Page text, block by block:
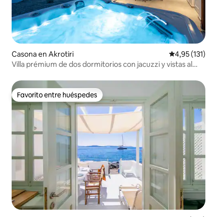
Casona en Akrotiri Calificación
4,95 (131)
Villa prémium de dos dormitorios con jacuzzi y vistas al
Favorito entre huéspedes
Favorito entre huéspedes